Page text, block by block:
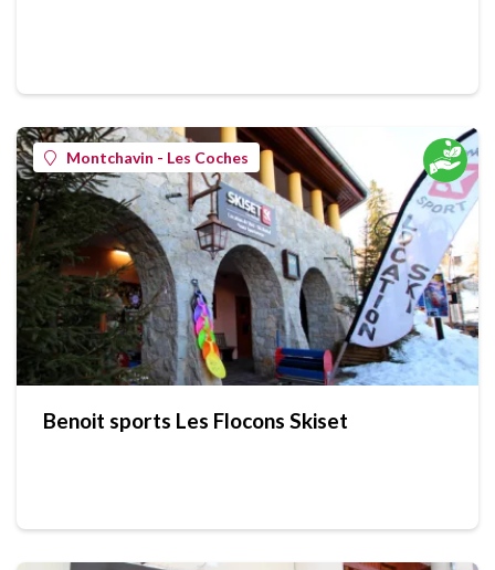
Montchavin - Les Coches
Benoit sports Les Flocons Skiset